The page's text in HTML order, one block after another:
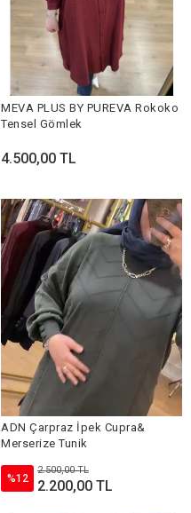
MEVA PLUS BY PUREVA Rokoko
Tensel Gömlek
4.500,00 TL
ADN Çarpraz İpek Cupra&
Merserize Tunik
%12
2.500,00 TL
2.200,00 TL